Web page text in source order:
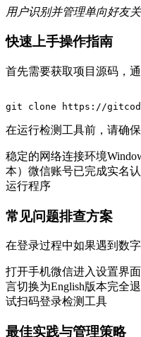
用户识别并管理单向好友
快速上手操作指南
首先需要获取项目源码，
在运行检测工具前，请确
稳定的网络连接环境
本）微信账号已完成实名
运行程序
常见问题排查方案
在登录过程中如果遇到数
打开手机微信进入设置界
言切换为English版本完全
试扫码登录检测工具
最佳实践与管理策略